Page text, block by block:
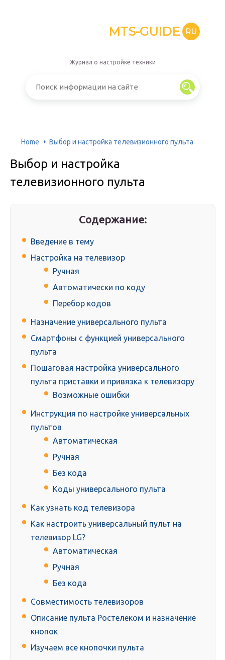
MTS-GUIDE RU
Журнал о настройке техники
Home Выбор и настройка телевизионного пульта
Выбор и настройка
телевизионного пульта
Содержание:
Введение в тему
Настройка на телевизор
Ручная
Автоматически по коду
Перебор кодов
Назначение универсального пульта
Смартфоны с функцией универсального
пульта
Пошаговая настройка универсального
пульта приставки и привязка к телевизору
Возможные ошибки
Инструкция по настройке универсальных
пультов
Автоматическая
Ручная
Без кода
Коды универсального пульта
Как узнать код телевизора
Как настроить универсальный пульт на
телевизор LG?
Автоматическая
Ручная
Без кода
Совместимость телевизоров
Описание пульта Ростелеком и назначение
кнопок
Изучаем все кнопочки пульта